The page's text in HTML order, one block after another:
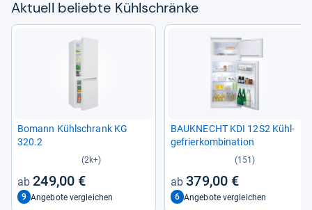
Aktu­ell beliebte Kühl­schränke
Bomann Kühl­schrank KG
320.2
(2k+)
249,00 €
9 Angebote vergleichen
BAU­KNECHT KDI 12S2 Kühl­
ge­frier­kom­bi­na­tion
(151)
379,00 €
6 Angebote vergleichen